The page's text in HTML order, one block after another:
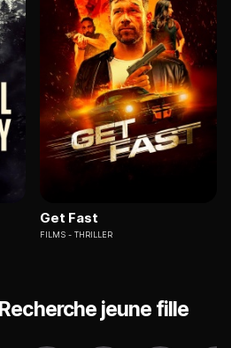
Get Fast
FILMS THRILLER
jeune fille